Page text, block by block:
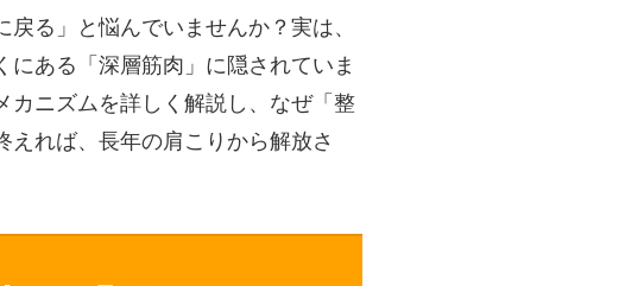
る」と悩んでいませんか？実は、
ある「深層筋肉」に隠されていま
カニズムを詳しく解説し、なぜ「整
れば、長年の肩こりから解放さ